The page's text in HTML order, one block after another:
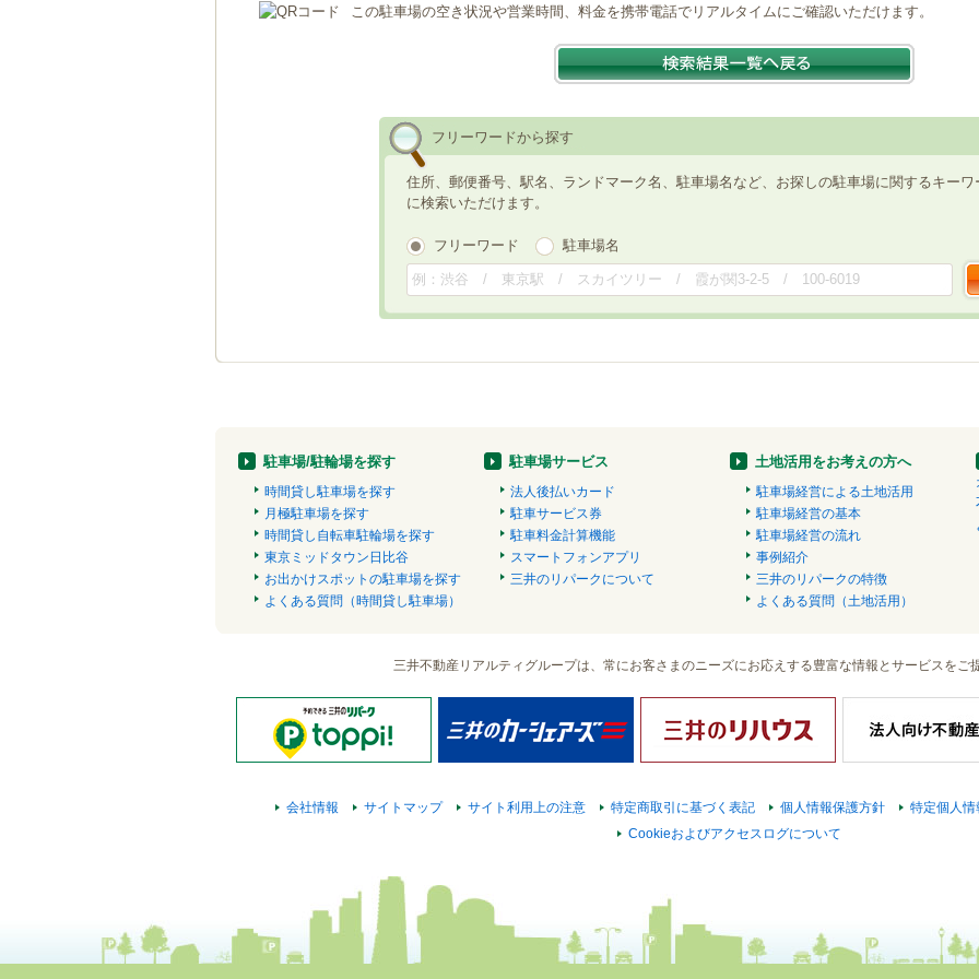
この駐車場の空き状況や営業時間、料金を携帯電話でリアルタイムにご確認いただけます。
フリーワードから探す
住所、郵便番号、駅名、ランドマーク名、駐車場名など、お探しの駐車場に関するキーワ
に検索いただけます。
フリーワード 駐車場名
駐車場/駐輪場を探す
時間貸し駐車場を探す
月極駐車場を探す
時間貸し自転車駐輪場を探す
東京ミッドタウン日比谷
お出かけスポットの駐車場を探す
よくある質問（時間貸し駐車場）
駐車場サービス
法人後払いカード
駐車サービス券
駐車料金計算機能
スマートフォンアプリ
三井のリパークについて
土地活用をお考えの方へ
駐車場経営による土地活用
駐車場経営の基本
駐車場経営の流れ
事例紹介
三井のリパークの特徴
よくある質問（土地活用）
三井不動産リアルティグループは、常にお客さまのニーズにお応えする豊富な情報とサービスをご
会社情報 サイトマップ サイト利用上の注意 特定商取引に基づく表記 個人情報保護方針
特定個人
Cookieおよびアクセスログについて